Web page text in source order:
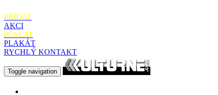
PŘIDAT
AKCI
POSLAT
PLAKÁT
RYCHLÝ KONTAKT
Toggle navigation